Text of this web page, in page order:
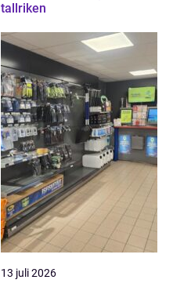
tallriken
13 juli 2026